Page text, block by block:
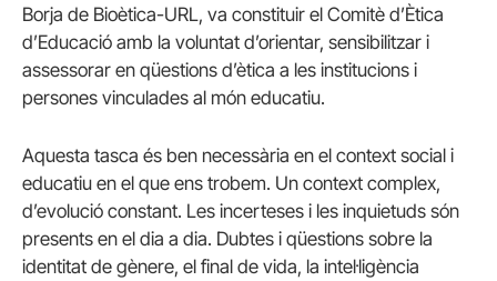
Borja de Bioètica-URL, va constituir el Comitè d’Ètica
d’Educació amb la voluntat d’orientar, sensibilitzar i
assessorar en qüestions d’ètica a les institucions i
persones vinculades al món educatiu.
Aquesta tasca és ben necessària en el context social i
educatiu en el que ens trobem. Un context complex,
d’evolució constant. Les incerteses i les inquietuds són
presents en el dia a dia. Dubtes i qüestions sobre la
identitat de gènere, el final de vida, la intel·ligència